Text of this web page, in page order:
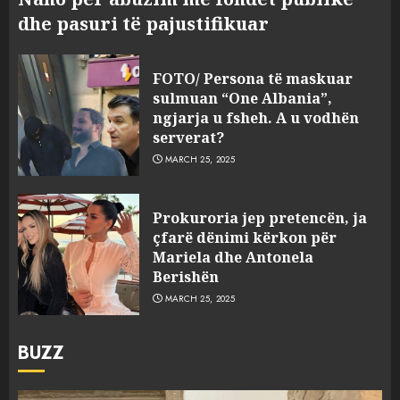
dhe pasuri të pajustifikuar
FOTO/ Persona të maskuar
sulmuan “One Albania”,
ngjarja u fsheh. A u vodhën
serverat?
MARCH 25, 2025
Prokuroria jep pretencën, ja
çfarë dënimi kërkon për
Mariela dhe Antonela
Berishën
MARCH 25, 2025
BUZZ